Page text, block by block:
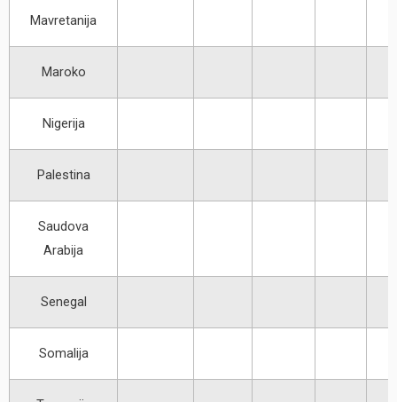
Mavretanija
Maroko
Nigerija
Palestina
Saudova
Arabija
Senegal
Somalija